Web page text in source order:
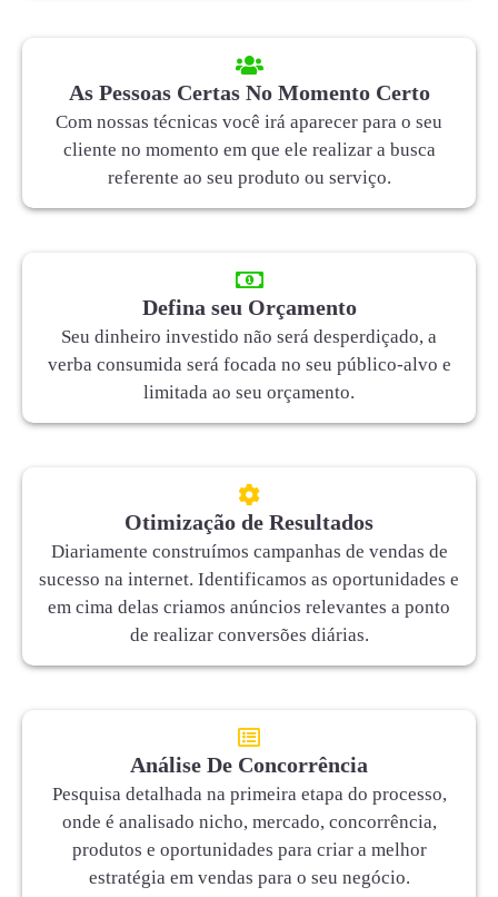
As Pessoas Certas No Momento Certo
Com nossas técnicas você irá aparecer para o seu
cliente no momento em que ele realizar a busca
referente ao seu produto ou serviço.
Defina seu Orçamento
Seu dinheiro investido não será desperdiçado, a
verba consumida será focada no seu público-alvo e
limitada ao seu orçamento.
Otimização de Resultados
Diariamente construímos campanhas de vendas de
sucesso na internet. Identificamos as oportunidades e
em cima delas criamos anúncios relevantes a ponto
de realizar conversões diárias.
Análise De Concorrência
Pesquisa detalhada na primeira etapa do processo,
onde é analisado nicho, mercado, concorrência,
produtos e oportunidades para criar a melhor
estratégia em vendas para o seu negócio.